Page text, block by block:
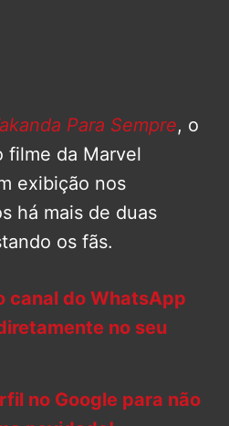
Para Sempre, o
filme da Marvel
exibição nos
há mais de duas
os fãs.
canal do WhatsApp
no seu
no Google para não